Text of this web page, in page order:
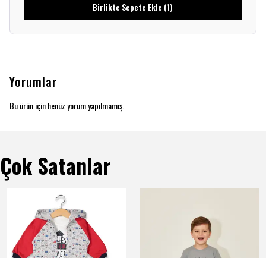
Birlikte Sepete Ekle (1)
Yorumlar
Bu ürün için henüz yorum yapılmamış.
Çok Satanlar